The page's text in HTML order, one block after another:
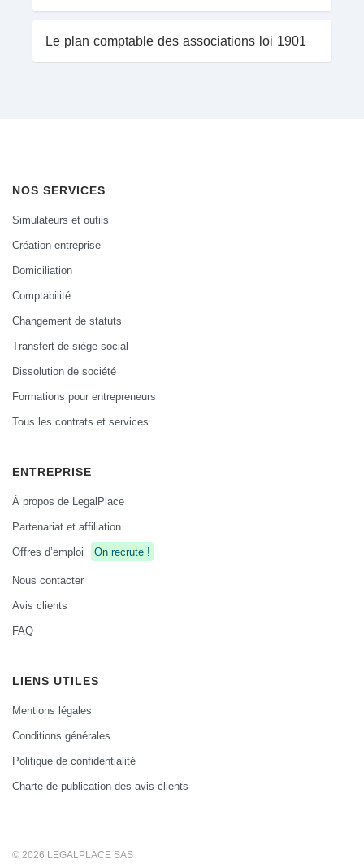
Le plan comptable des associations loi 1901
NOS SERVICES
Simulateurs et outils
Création entreprise
Domiciliation
Comptabilité
Changement de statuts
Transfert de siège social
Dissolution de société
Formations pour entrepreneurs
Tous les contrats et services
ENTREPRISE
À propos de LegalPlace
Partenariat et affiliation
Offres d’emploi
On recrute !
Nous contacter
Avis clients
FAQ
LIENS UTILES
Mentions légales
Conditions générales
Politique de confidentialité
Charte de publication des avis clients
© 2026 LEGALPLACE SAS